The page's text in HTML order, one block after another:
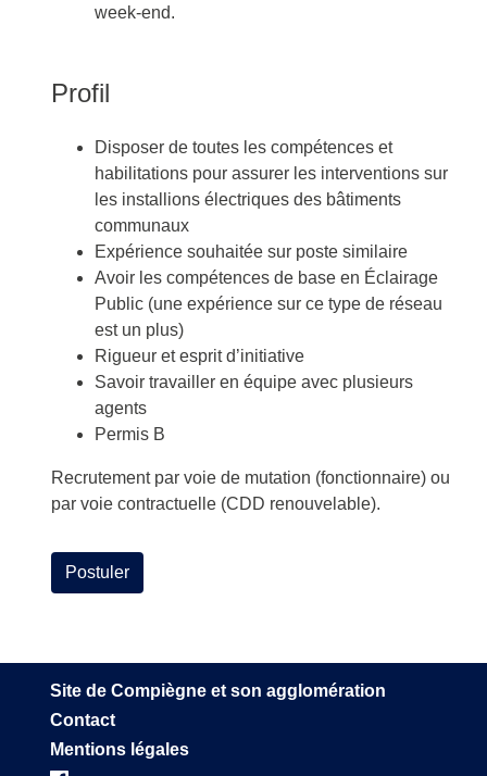
week-end.
Profil
Disposer de toutes les compétences et
habilitations pour assurer les interventions sur
les installions électriques des bâtiments
communaux
Expérience souhaitée sur poste similaire
Avoir les compétences de base en Éclairage
Public (une expérience sur ce type de réseau
est un plus)
Rigueur et esprit d’initiative
Savoir travailler en équipe avec plusieurs
agents
Permis B
Recrutement par voie de mutation (fonctionnaire) ou
par voie contractuelle (CDD renouvelable).
Postuler
Site de Compiègne et son agglomération
Contact
Mentions légales